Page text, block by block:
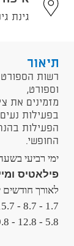
גינת
תיאור
רשות
וספורט,
מזמינים את
בפעילות
הפעילות
החופשי.
ימי רביעי בשעה
פילאטיס
לאורך חודשים
1.7 - 8.7 - 15.7 - 22.7 - 29.7
5.8 - 12.8 - 19.8 - 26.8